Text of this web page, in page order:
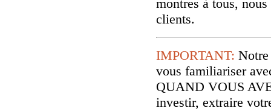
montres à tous,
clients.
IMPORTANT:
vous familiariser
QUAND VOUS
investir, extraire